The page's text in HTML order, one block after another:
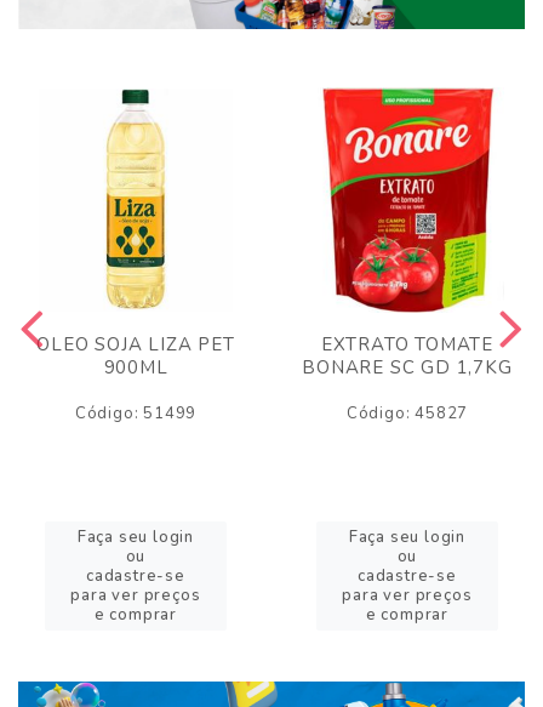
OLEO SOJA LIZA PET
900ML
Código: 51499
Faça seu login
ou
cadastre-se
para ver preços
e comprar
EXTRATO TOMATE
BONARE SC GD 1,7KG
Código: 45827
Faça seu login
ou
cadastre-se
para ver preços
e comprar